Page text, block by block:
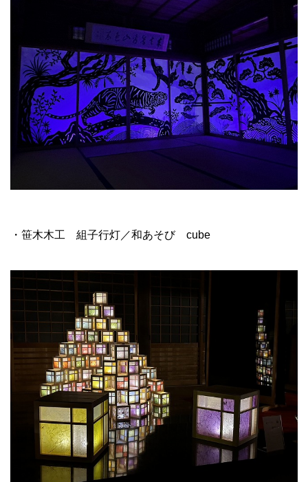
・笹木木工 組子行灯／和あそび cube